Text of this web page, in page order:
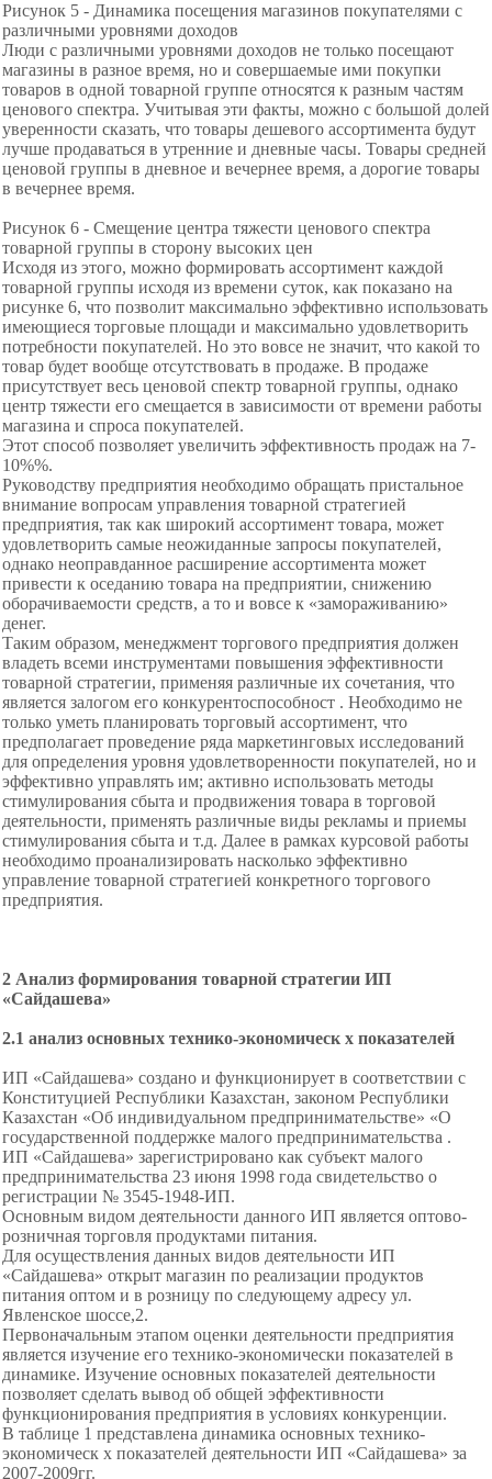
Рисунок 5 - Динамика посещения магазинов покупателями с
различными уровнями доходов
Люди с различными уровнями доходов не только посещают
магазины в разное время, но и совершаемые ими покупки
товаров в одной товарной группе относятся к разным частям
ценового спектра. Учитывая эти факты, можно с большой долей
уверенности сказать, что товары дешевого ассортимента будут
лучше продаваться в утренние и дневные часы. Товары средней
ценовой группы в дневное и вечернее время, а дорогие товары
в вечернее время.
Рисунок 6 - Смещение центра тяжести ценового спектра
товарной группы в сторону высоких цен
Исходя из этого, можно формировать ассортимент каждой
товарной группы исходя из времени суток, как показано на
рисунке 6, что позволит максимально эффективно использовать
имеющиеся торговые площади и максимально удовлетворить
потребности покупателей. Но это вовсе не значит, что какой то
товар будет вообще отсутствовать в продаже. В продаже
присутствует весь ценовой спектр товарной группы, однако
центр тяжести его смещается в зависимости от времени работы
магазина и спроса покупателей.
Этот способ позволяет увеличить эффективность продаж на 7-
10%%.
Руководству предприятия необходимо обращать пристальное
внимание вопросам управления товарной стратегией
предприятия, так как широкий ассортимент товара, может
удовлетворить самые неожиданные запросы покупателей,
однако неоправданное расширение ассортимента может
привести к оседанию товара на предприятии, снижению
оборачиваемости средств, а то и вовсе к «замораживанию»
денег.
Таким образом, менеджмент торгового предприятия должен
владеть всеми инструментами повышения эффективности
товарной стратегии, применяя различные их сочетания, что
является залогом его конкурентоспособност . Необходимо не
только уметь планировать торговый ассортимент, что
предполагает проведение ряда маркетинговых исследований
для определения уровня удовлетворенности покупателей, но и
эффективно управлять им; активно использовать методы
стимулирования сбыта и продвижения товара в торговой
деятельности, применять различные виды рекламы и приемы
стимулирования сбыта и т.д. Далее в рамках курсовой работы
необходимо проанализировать насколько эффективно
управление товарной стратегией конкретного торгового
предприятия.
2 Анализ формирования товарной стратегии ИП
«Сайдашева»
2.1 анализ основных технико-экономическ х показателей
ИП «Сайдашева» создано и функционирует в соответствии с
Конституцией Республики Казахстан, законом Республики
Казахстан «Об индивидуальном предпринимательстве» «О
государственной поддержке малого предпринимательства .
ИП «Сайдашева» зарегистрировано как субъект малого
предпринимательства 23 июня 1998 года свидетельство о
регистрации № 3545-1948-ИП.
Основным видом деятельности данного ИП является оптово-
розничная торговля продуктами питания.
Для осуществления данных видов деятельности ИП
«Сайдашева» открыт магазин по реализации продуктов
питания оптом и в розницу по следующему адресу ул.
Явленское шоссе,2.
Первоначальным этапом оценки деятельности предприятия
является изучение его технико-экономически показателей в
динамике. Изучение основных показателей деятельности
позволяет сделать вывод об общей эффективности
функционирования предприятия в условиях конкуренции.
В таблице 1 представлена динамика основных технико-
экономическ х показателей деятельности ИП «Сайдашева» за
2007-2009гг.